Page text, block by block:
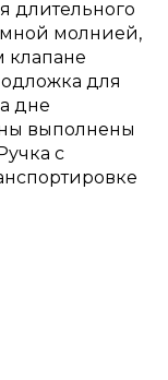
длительного
молнией,
клапане
для
дне
выполнены
с